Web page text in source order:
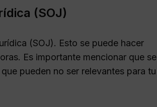
(SOJ)
(SOJ). Esto se puede hacer
Es importante mencionar que se
pueden no ser relevantes para tu